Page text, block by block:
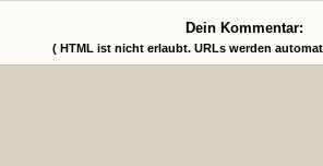
Dein Kommentar:
( HTML ist nicht erlaubt. URLs werden